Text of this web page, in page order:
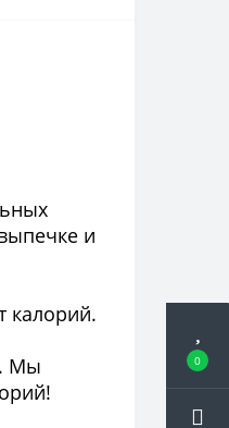
0
и
калорий.
Мы